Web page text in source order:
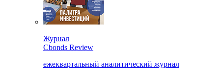
Журнал
Cbonds Review
ежеквартальный аналитический журнал